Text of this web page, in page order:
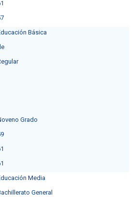
Básica
Grado
Media
General